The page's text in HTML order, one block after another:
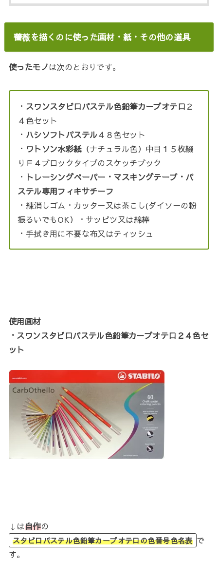
薔薇を描くのに使った画材・紙・その他の道具
使ったモノは次のとおりです。
・ スワンスタビロパステル色鉛筆カーブオテロ ２
４色セット
・ ハシソフトパステル４８色セット
・ ワトソン水彩紙（ナチュラル色）中目１５枚綴
りＦ４ブロックタイプのスケッチブック
・ トレーシングペーパー・マスキングテープ・パ
ステル専用フィキサチーフ
・練消しゴム・カッター又は茶こし(ダイソーの粉
振るいでもOK）・サッピツ又は綿棒
・手拭き用に不要な布又はティッシュ
使用画材
・スワンスタビロパステル色鉛筆カーブオテロ２４色セ
ット
↓は自作の
スタビロパステル色鉛筆カーブオテロの色番号色名表 で
す。